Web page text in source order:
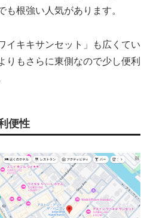
根強い人気があります。
イキキサンセット」も広くてい
りもさらに東側なので少し便利
便性